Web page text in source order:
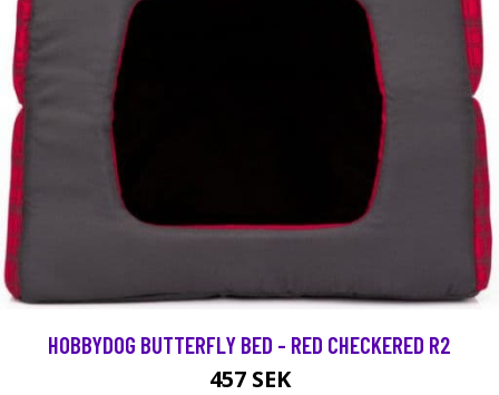
HOBBYDOG BUTTERFLY BED - RED CHECKERED R2
457 SEK